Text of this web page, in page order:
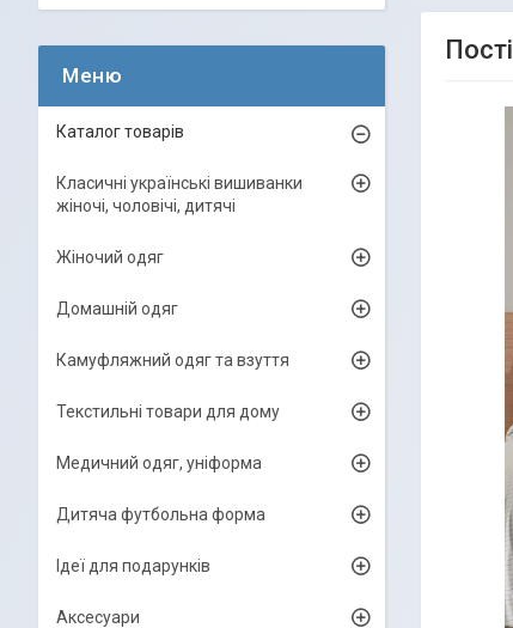
Каталог товарів
Класичні українські вишиванки
жіночі, чоловічі, дитячі
Жіночий одяг
Домашній одяг
Камуфляжний одяг та взуття
Текстильні товари для дому
Медичний одяг, уніформа
Дитяча футбольна форма
Ідеї для подарунків
Аксесуари